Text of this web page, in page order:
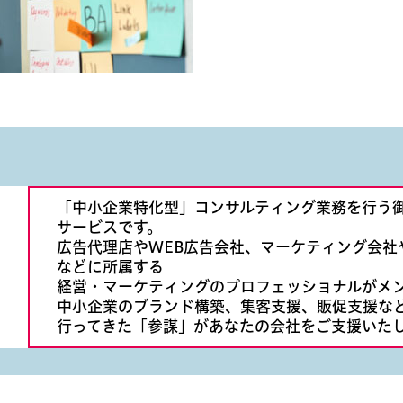
「中小企業特化型」コンサルティング業務を行う
サービスです。
広告代理店やWEB広告会社、マーケティング会
などに所属する
経営・マーケティングのプロフェッショナルがメ
中小企業のブランド構築、集客支援、販促支援な
行ってきた「参謀」があなたの会社をご支援いた